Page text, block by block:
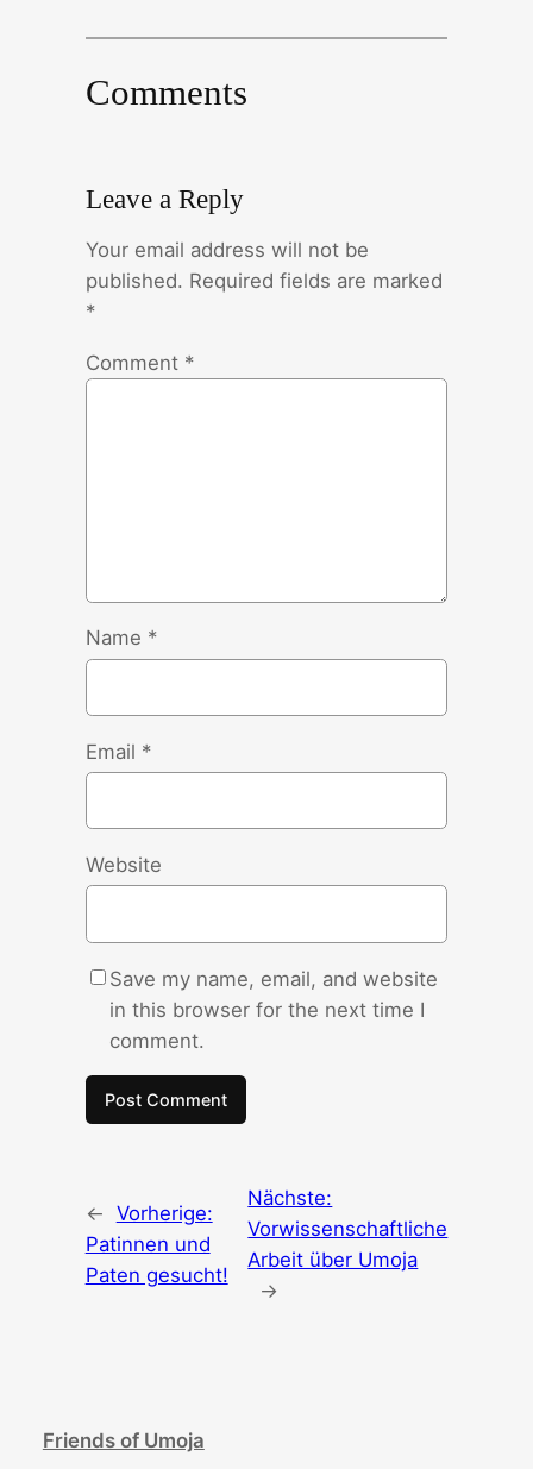
Comments
Leave a Reply
Your email address will not be
published. Required fields are marked
*
Comment *
Name *
Email *
Website
Save my name, email, and website
in this browser for the next time I
comment.
← Vorherige:
Patinnen und
Paten gesucht!
Nächste:
Vorwissenschaftliche
Arbeit über Umoja
→
Friends of Umoja